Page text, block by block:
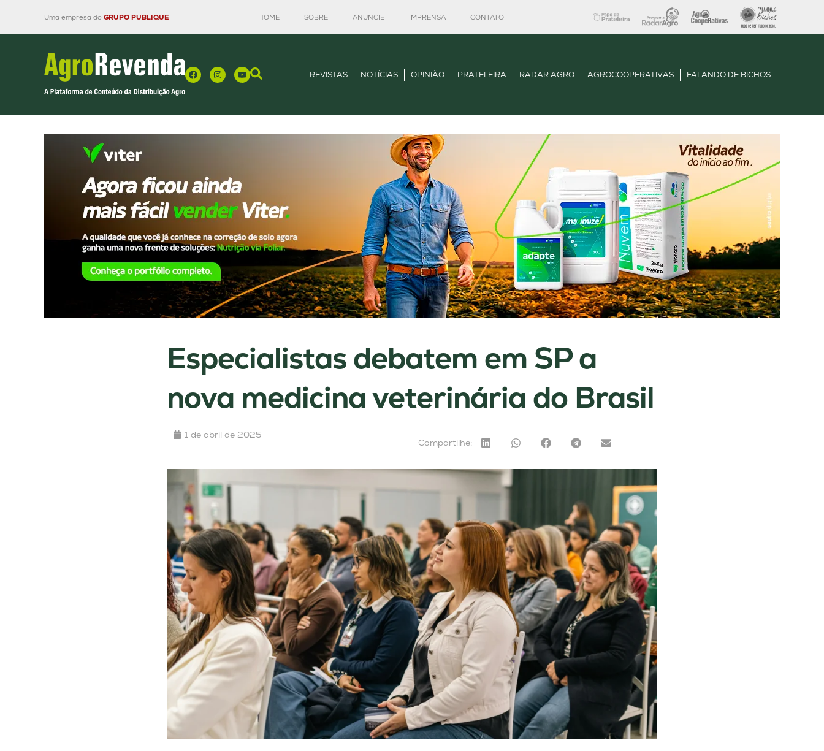
Uma empresa do GRUPO PUBLIQUE HOME SOBRE ANUNCIE IMPRENSA CONTATO
REVISTAS NOTÍCIAS OPINIÃO PRATELEIRA RADAR AGRO AGROCOOPERATIVAS FALANDO DE BICHOS
Especialistas debatem em SP a
nova medicina veterinária do Brasil
1 de abril de 2025
Compartilhe: